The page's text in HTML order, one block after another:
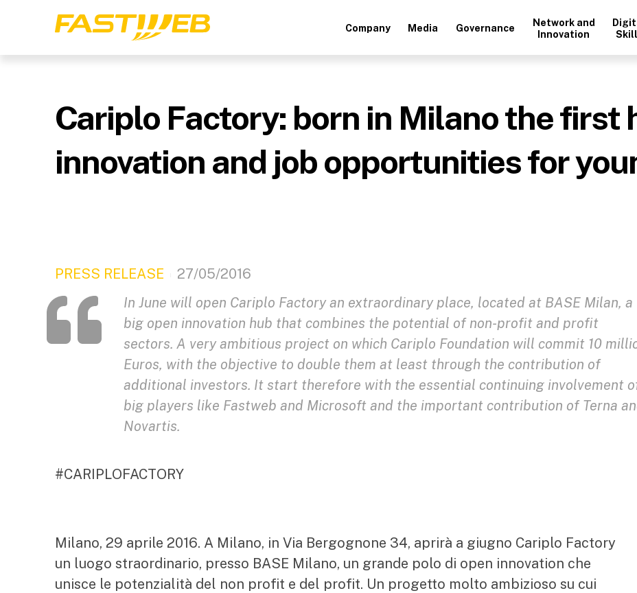
Company Media Governance
Network and
Innovation
Cariplo Factory: born in Milano the first
innovation and job opportunities for
PRESS RELEASE
27/05/2016
In June will open Cariplo Factory an extraordinary place, located at BASE Milan, a
big open innovation hub that combines the potential of non-profit and profit
sectors. A very ambitious project on which Cariplo Foundation will commit 10
Euros, with the objective to double them at least through the contribution of
additional investors. It start therefore with the essential continuing involvement
big players like Fastweb and Microsoft and the important contribution of Terna
Novartis.
#CARIPLOFACTORY
Milano, 29 aprile 2016. A Milano, in Via Bergognone 34, aprirà a giugno Cariplo Factory
un luogo straordinario, presso BASE Milano, un grande polo di open innovation che
unisce le potenzialità del non profit e del profit. Un progetto molto ambizioso su cui